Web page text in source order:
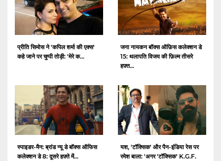
प्रीति सिमोस ने 'कपिल शर्मा की एक्स'
कहे जाने पर चुप्पी तोड़ी: 'मेरे क...
जना नायकन बॉक्स ऑफ़िस कलेक्शन डे
15: थलापति विजय की फ़िल्म तीसरे
हफ़्त...
स्पाइडर-मैन: ब्रांड न्यू डे बॉक्स ऑफिस
कलेक्शन डे 8: दूसरे हफ़्ते में...
यश, 'टॉक्सिक' और पैन-इंडिया रेस पर
रमेश बाला: 'अगर 'टॉक्सिक' K.G.F.